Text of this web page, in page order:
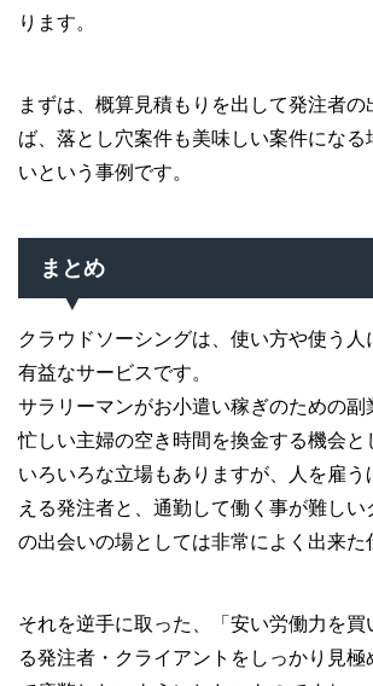
ります。
まずは、概算見積もりを出して発注者
ば、落とし穴案件も美味しい案件になる
いという事例です。
まとめ
クラウドソーシングは、使い方や使う人
有益なサービスです。
サラリーマンがお小遣い稼ぎのための副
忙しい主婦の空き時間を換金する機会と
いろいろな立場もありますが、人を雇う
える発注者と、通勤して働く事が難しい
の出会いの場としては非常によく出来た
それを逆手に取った、「安い労働力を買
る発注者・クライアントをしっかり見